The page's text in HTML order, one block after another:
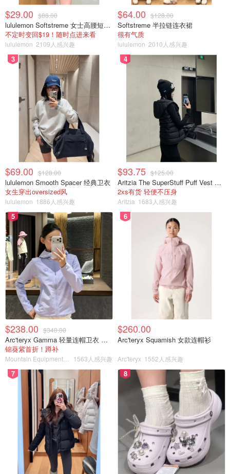
$29.00 $88.00
lululemon Softstreme 女士高腰短裤 10cm
不定时变回$19！随时点进来看
lululemon 2109人感兴趣
$64.00 $128.00
Softstreme 半拉链连衣裙
很有气质
lululemon 2010人感兴趣
3
$69.00 $128.00
lululemon Smooth Spacer 经典卫衣
女生穿出oversized风
lululemon 1886人感兴趣
4
$93.75 $125.00
Aritzia The SuperStuff Puff Vest 轻盈亮面马甲
2xs有货 轻便不压身
Aritzia 1683人感兴趣
5
$238.00 $340.00
Arc'teryx Gamma 轻量连帽卫衣 女款
锦葵紫首折！蹲补
1563人感兴趣
6
$260.00
Arc'teryx Squamish 女款连帽衫
Arc'teryx 1552人感兴趣
7 8